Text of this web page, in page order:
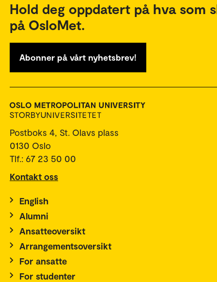
Hold deg oppdatert på hva som
på OsloMet.
Abonner på vårt nyhetsbrev!
Postboks 4, St. Olavs plass
0130 Oslo
Tlf.: 67 23 50 00
Kontakt oss
English
Alumni
Ansatteoversikt
Arrangementsoversikt
For ansatte
For studenter